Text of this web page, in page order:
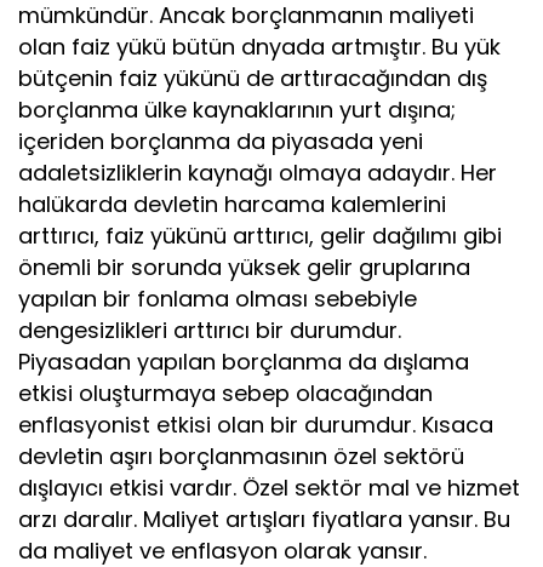
mümkündür. Ancak borçlanmanın maliyeti
olan faiz yükü bütün dnyada artmıştır. Bu yük
bütçenin faiz yükünü de arttıracağından dış
borçlanma ülke kaynaklarının yurt dışına;
içeriden borçlanma da piyasada yeni
adaletsizliklerin kaynağı olmaya adaydır. Her
halükarda devletin harcama kalemlerini
arttırıcı, faiz yükünü arttırıcı, gelir dağılımı gibi
önemli bir sorunda yüksek gelir gruplarına
yapılan bir fonlama olması sebebiyle
dengesizlikleri arttırıcı bir durumdur.
Piyasadan yapılan borçlanma da dışlama
etkisi oluşturmaya sebep olacağından
enflasyonist etkisi olan bir durumdur. Kısaca
devletin aşırı borçlanmasının özel sektörü
dışlayıcı etkisi vardır. Özel sektör mal ve hizmet
arzı daralır. Maliyet artışları fiyatlara yansır. Bu
da maliyet ve enflasyon olarak yansır.